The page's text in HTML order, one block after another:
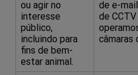
ou agir no
interesse
público,
incluindo para
fins de bem-
estar animal.
de e-
de
câmaras